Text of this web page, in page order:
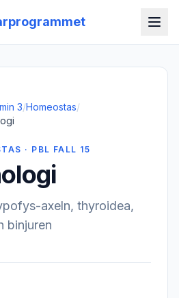
3/Homeostas/
· PBL FALL 15
axeln, thyroidea,
binjuren